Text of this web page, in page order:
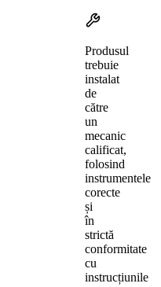
Produsul
trebuie
instalat
de
către
un
mecanic
calificat,
folosind
instrumentele
corecte
și
în
strictă
conformitate
cu
instrucțiunile